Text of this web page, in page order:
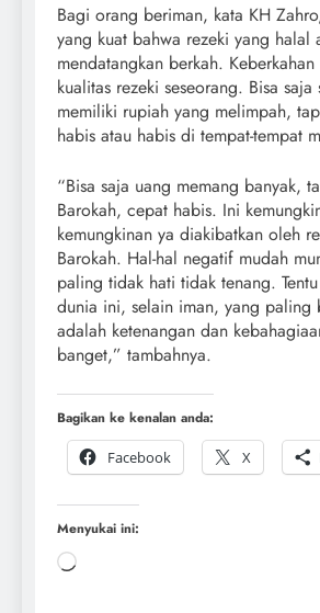
Bagi orang beriman, kata KH
yang kuat bahwa rezeki yang halal
mendatangkan berkah.
kualitas rezeki seseorang. Bisa saja
memiliki rupiah yang melimpah,
habis atau habis di tempat-tempat
“Bisa saja uang memang banyak,
Barokah, cepat habis. Ini
kemungkinan ya diakibatkan oleh
Barokah. Hal-hal negatif mudah
paling tidak hati tidak tenang.
dunia ini, selain iman, yang paling
adalah ketenangan dan
banget,” tambahnya.
Bagikan ke kenalan anda:
Facebook
X
Menyukai ini: